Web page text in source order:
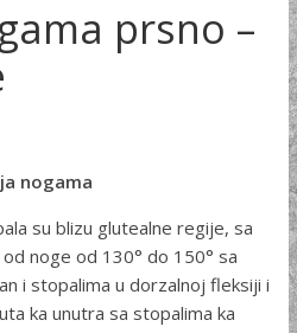
prsno –
nogama
su blizu glutealne regije, sa
noge od 130° do 150° sa
i stopalima u dorzalnoj fleksiji i
ka unutra sa stopalima ka